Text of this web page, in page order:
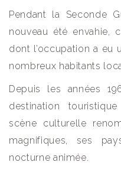
Pendant la Seconde
nouveau été envahie,
dont l’occupation a eu
nombreux habitants
Depuis les années
destination
scène culturelle
magnifiques, ses
nocturne animée.